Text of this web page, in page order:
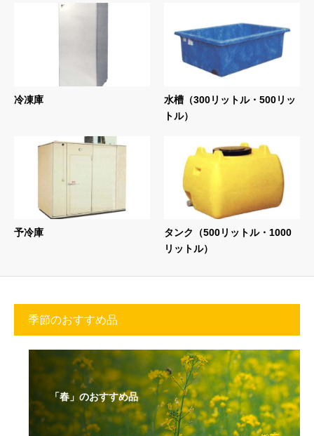
冷凍庫
水槽（300リットル・500リッ
トル）
予冷庫
タンク（500リットル・1000
リットル）
季節のおすすめ品
「春」のおすすめ品